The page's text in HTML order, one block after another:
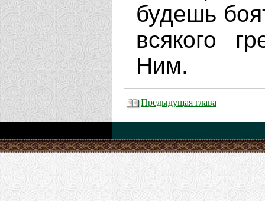
будешь
всякого
Ним.
Предыдущая глава